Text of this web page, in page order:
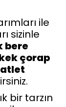
ile
sizinle
bere
çorap
bir tarzın